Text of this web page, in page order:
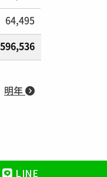
64,495
596,536
明年
LINE